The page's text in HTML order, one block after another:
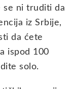
se ni truditi da
iz Srbije,
da ćete
ispod 100
solo.